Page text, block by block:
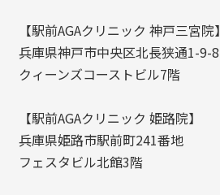
【駅前AGAクリニック 神戸三宮院】
兵庫県神戸市中央区北長狭通1-9-8
クィーンズコーストビル7階
【駅前AGAクリニック 姫路院】
兵庫県姫路市駅前町241番地
フェスタビル北館3階